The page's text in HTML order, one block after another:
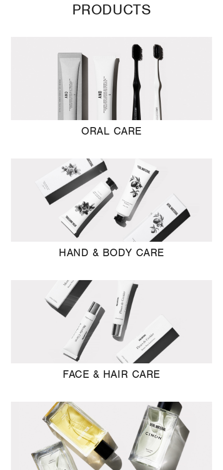
PRODUCTS
ORAL CARE
HAND & BODY CARE
FACE & HAIR CARE